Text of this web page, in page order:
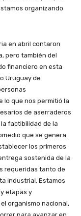
organizando
en abril contaron
pero también del
financiero en esta
Uruguay de
lo que nos permitió la
de aserraderos
factibilidad de la
que se genera
los primeros
sostenida de la
requeridas tanto de
industrial. Estamos
etapas y
organismo nacional,